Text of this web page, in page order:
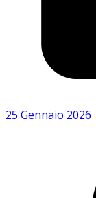
25 Gennaio 2026